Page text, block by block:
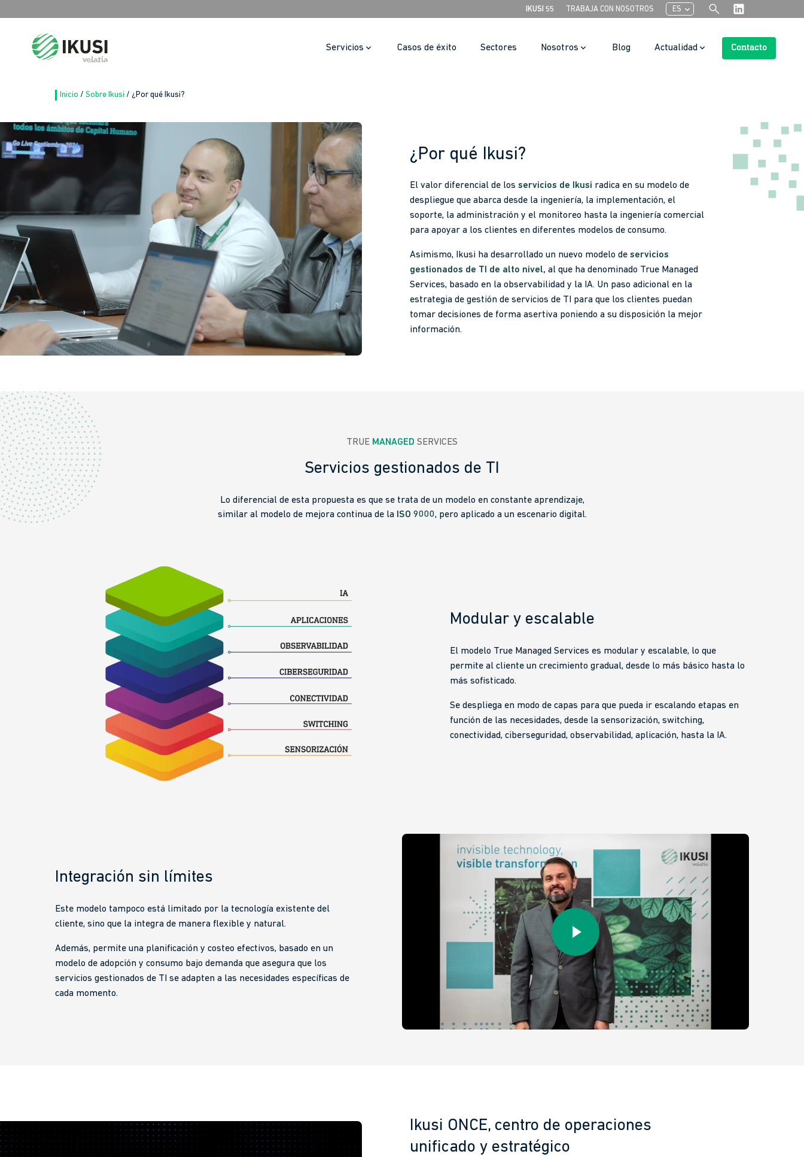
IKUSI 55 TRABAJA CON NOSOTROS ES chevron_left search
Servicios Casos de éxito Sectores Nosotros Blog Actualidad Contacto
Inicio / Sobre Ikusi / ¿Por qué Ikusi?
¿Por qué Ikusi?
El valor diferencial de los servicios de Ikusi radica en su modelo de
despliegue que abarca desde la ingeniería, la implementación, el
soporte, la administración y el monitoreo hasta la ingeniería comercial
para apoyar a los clientes en diferentes modelos de consumo.
Asimismo, Ikusi ha desarrollado un nuevo modelo deservicios
gestionados de TI de alto nivel, al que ha denominado True Managed
Services, basado en la observabilidad y la IA. Un paso adicional en la
estrategia de gestión de servicios de TI para que los clientes puedan
tomar decisiones de forma asertiva poniendo a su disposición la mejor
información.
TRUE MANAGED SERVICES
Servicios gestionados de TI
Lo diferencial de esta propuesta es que se trata de un modelo en constante aprendizaje,
similar al modelo de mejora continua de la ISO 9000, pero aplicado a un escenario digital.
Modular y escalable
El modelo True Managed Services es modular y escalable, lo que
permite al cliente un crecimiento gradual, desde lo más básico hasta lo
más sofisticado.
Se despliega en modo de capas para que pueda ir escalando etapas en
función de las necesidades, desde la sensorización, switching,
conectividad, ciberseguridad, observabilidad, aplicación, hasta la IA.
Integración sin límites
Este modelo tampoco está limitado por la tecnología existente del
cliente, sino que la integra de manera flexible y natural.
Además, permite una planificación y costeo efectivos, basado en un
modelo de adopción y consumo bajo demanda que asegura que los
servicios gestionados de TI se adapten a las necesidades específicas de
cada momento.
Ikusi ONCE, centro de operaciones
unificado y estratégico